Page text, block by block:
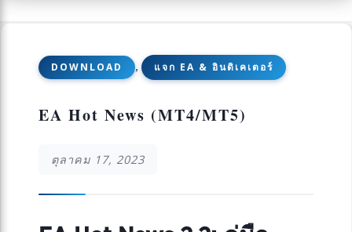
DOWNLOAD , แจก EA & อินดิเคเตอร์
EA Hot News ​(MT4/MT5)
ตุลาคม 17, 2023